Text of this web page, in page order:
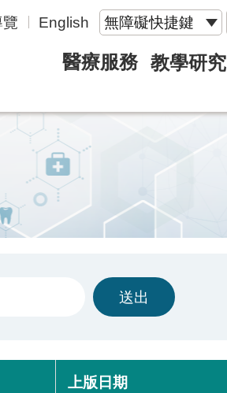
English 無障礙快捷鍵
醫療服務 教學研究
上版日期